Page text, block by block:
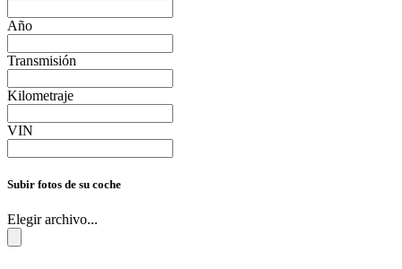
Año
Transmisión
Kilometraje
VIN
Subir fotos de su coche
Elegir archivo...